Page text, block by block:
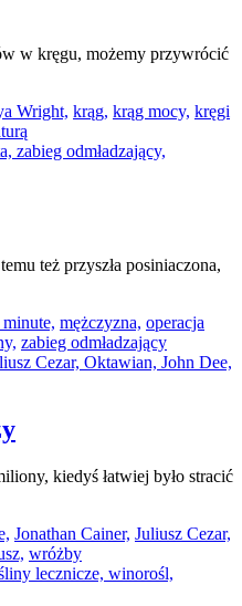
w kręgu, możemy przywrócić
Wright, krąg, krąg mocy, kręgi
też przyszła posiniaczona,
mężczyzna, operacja
zabieg odmładzający
kiedyś łatwiej było stracić
Jonathan Cainer, Juliusz Cezar,
wróżby